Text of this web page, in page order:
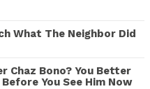
What The Neighbor Did
Chaz Bono? You Better
You See Him Now